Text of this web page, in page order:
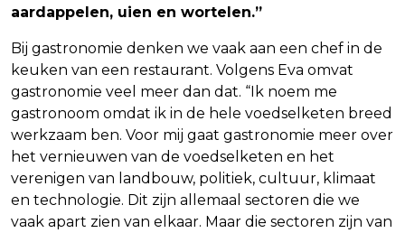
aardappelen, uien en wortelen.”
Bij gastronomie denken we vaak aan een chef in de
keuken van een restaurant. Volgens Eva omvat
gastronomie veel meer dan dat. “Ik noem me
gastronoom omdat ik in de hele voedselketen breed
werkzaam ben. Voor mij gaat gastronomie meer over
het vernieuwen van de voedselketen en het
verenigen van landbouw, politiek, cultuur, klimaat
en technologie. Dit zijn allemaal sectoren die we
vaak apart zien van elkaar. Maar die sectoren zijn van